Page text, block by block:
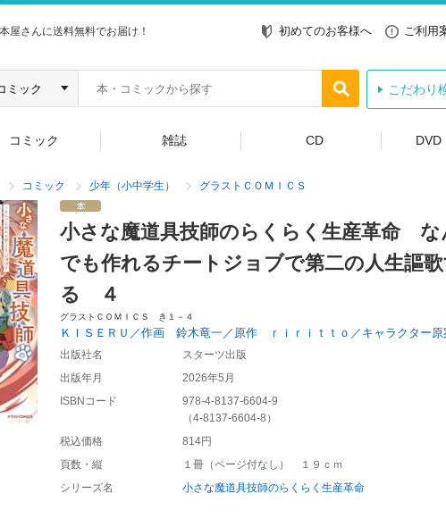
屋さんに送料無料でお届け！ 初めてのお客様へ ご利用
こだわり
コミック 雑誌 CD DVD
コミック 少年（小中学生） グラストＣＯＭＩＣＳ
小さな魔道具技師のらくらく生産革命 な
でも作れるチートジョブで第二の人生謳
る ４
グラストＣＯＭＩＣＳ き１－４
ＫＩＳＥＲＵ／作画 鈴木竜一／原作 ｒｉｒｉｔｔｏ／キャラクター原
出版社名
スターツ出版
出版年月
2026年5月
ISBNコード
978-4-8137-6604-9
（4-8137-6604-8 ）
税込価格
814円
頁数・縦
１冊（ページ付なし） １９ｃｍ
シリーズ名
小さな魔道具技師のらくらく生産革命